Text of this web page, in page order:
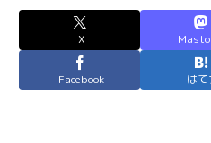
X
Facebook は